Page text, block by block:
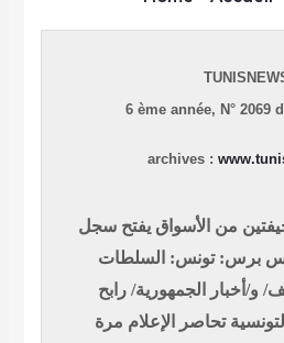
6 ème année, N° 2069
archives :
من الأسواق يفتح سجل
برس: تونس: السلطات
و/أخبار الجمهورية/ رابح
تحاصر الإعلام مرة